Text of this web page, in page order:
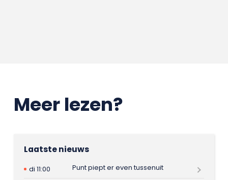
Meer lezen?
Laatste nieuws
di 11:00
Punt piept er even tussenuit